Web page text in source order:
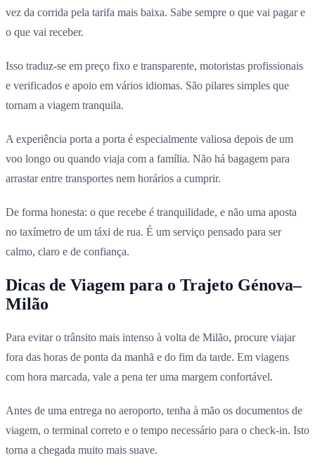
vez da corrida pela tarifa mais baixa. Sabe sempre o que vai pagar e
o que vai receber.
Isso traduz-se em preço fixo e transparente, motoristas profissionais
e verificados e apoio em vários idiomas. São pilares simples que
tornam a viagem tranquila.
A experiência porta a porta é especialmente valiosa depois de um
voo longo ou quando viaja com a família. Não há bagagem para
arrastar entre transportes nem horários a cumprir.
De forma honesta: o que recebe é tranquilidade, e não uma aposta
no taxímetro de um táxi de rua. É um serviço pensado para ser
calmo, claro e de confiança.
Dicas de Viagem para o Trajeto Génova–
Milão
Para evitar o trânsito mais intenso à volta de Milão, procure viajar
fora das horas de ponta da manhã e do fim da tarde. Em viagens
com hora marcada, vale a pena ter uma margem confortável.
Antes de uma entrega no aeroporto, tenha à mão os documentos de
viagem, o terminal correto e o tempo necessário para o check-in. Isto
torna a chegada muito mais suave.